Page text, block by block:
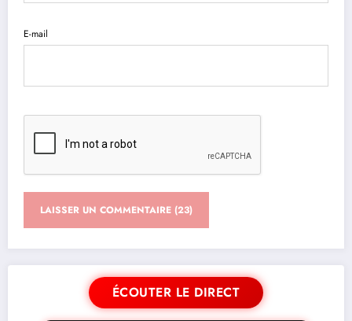
E-mail
ÉCOUTER LE DIRECT